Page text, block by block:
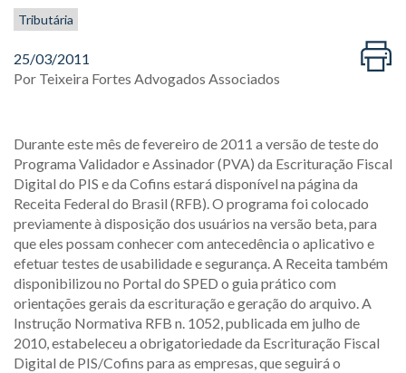
Tributária
25/03/2011
Por Teixeira Fortes Advogados Associados
Durante este mês de fevereiro de 2011 a versão de teste do
Programa Validador e Assinador (PVA) da Escrituração Fiscal
Digital do PIS e da Cofins estará disponível na página da
Receita Federal do Brasil (RFB). O programa foi colocado
previamente à disposição dos usuários na versão beta, para
que eles possam conhecer com antecedência o aplicativo e
efetuar testes de usabilidade e segurança. A Receita também
disponibilizou no Portal do SPED o guia prático com
orientações gerais da escrituração e geração do arquivo. A
Instrução Normativa RFB n. 1052, publicada em julho de
2010, estabeleceu a obrigatoriedade da Escrituração Fiscal
Digital de PIS/Cofins para as empresas, que seguirá o